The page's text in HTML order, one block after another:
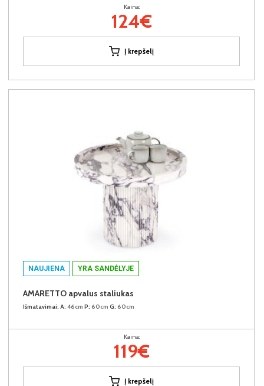
Kaina:
124€
Į krepšelį
NAUJIENA YRA SANDĖLYJE
AMARETTO apvalus staliukas
Išmatavimai: A: 46cm P: 60cm G: 60cm
Kaina:
119€
Į krepšelį